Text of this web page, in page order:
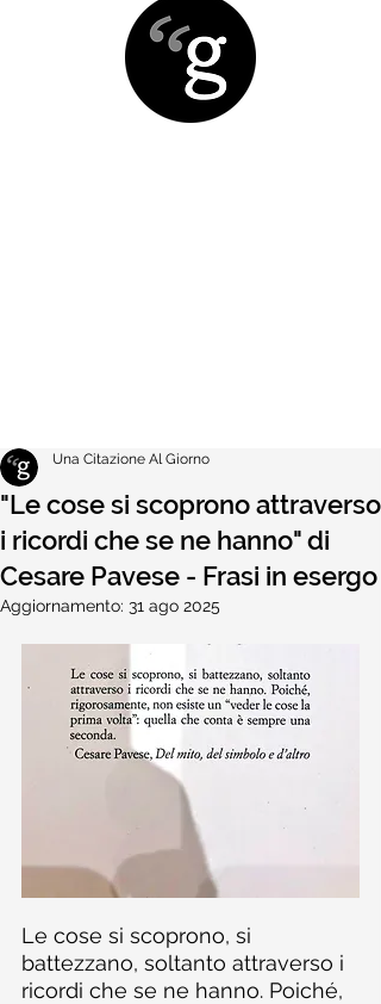
"Le cose si scoprono attraverso
i ricordi che se ne hanno" di
Cesare Pavese - Frasi in esergo
Una Citazione Al Giorno
Aggiornamento: 31 ago 2025
Le cose si scoprono, si
battezzano, soltanto attraverso i
ricordi che se ne hanno. Poiché,